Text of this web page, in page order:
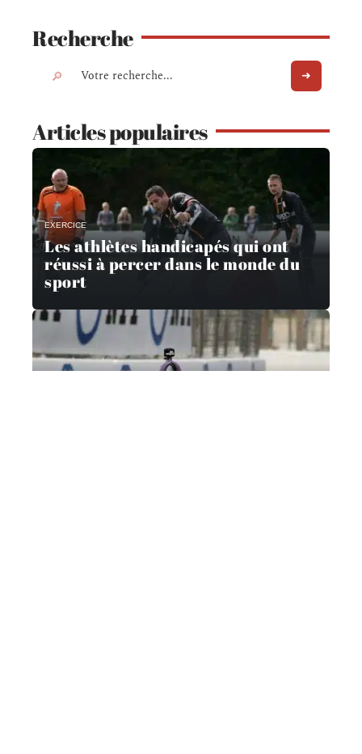
Recherche
Articles populaires
EXERCICE
Les athlètes handicapés qui ont
réussi à percer dans le monde du
sport